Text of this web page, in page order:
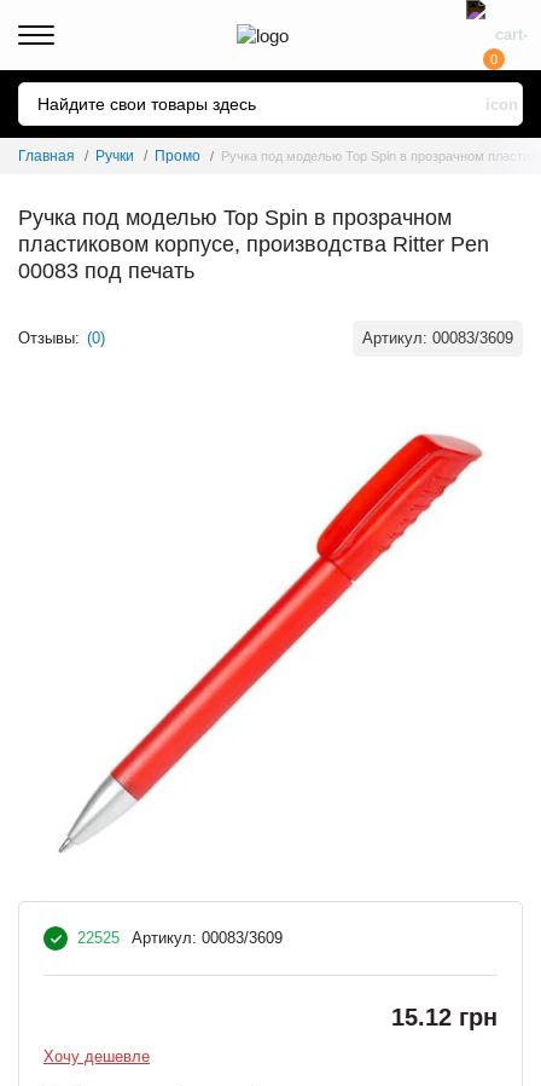
0
Главная Ручки Промо Ручка под моделью Top Spin в прозрачном
Ручка под моделью Top Spin в прозрачном
пластиковом корпусе, производства Ritter Pen
00083 под печать
Отзывы: (0) Артикул: 00083/3609
22525 Артикул: 00083/3609
15.12 грн
Хочу дешевле